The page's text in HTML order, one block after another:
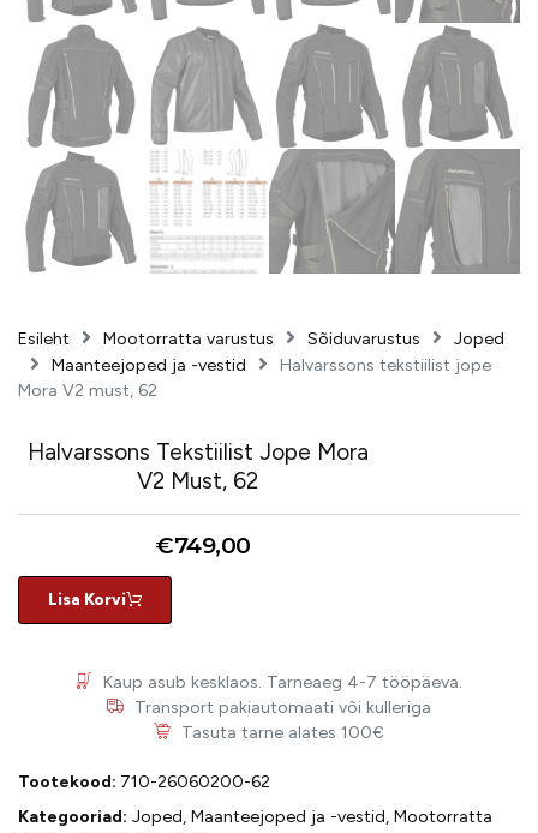
Esileht Mootorratta varustus Sõiduvarustus
Joped
Maanteejoped ja -vestid
Halvarssons tekstiilist jope
Mora V2 must, 62
Halvarssons Tekstiilist Jope Mora
V2 Must, 62
€749,00
Lisa Korvi
Kaup asub kesklaos. Tarneaeg 4-7 tööpäeva.
Transport pakiautomaati või kulleriga
Tasuta tarne alates 100€
Tootekood: 710-26060200-62
Kategooriad: Joped, Maanteejoped ja -vestid, Mootorratta